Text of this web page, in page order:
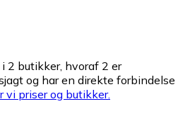
2 butikker, hvoraf 2 er
og har en direkte forbindelse
vi priser og butikker.